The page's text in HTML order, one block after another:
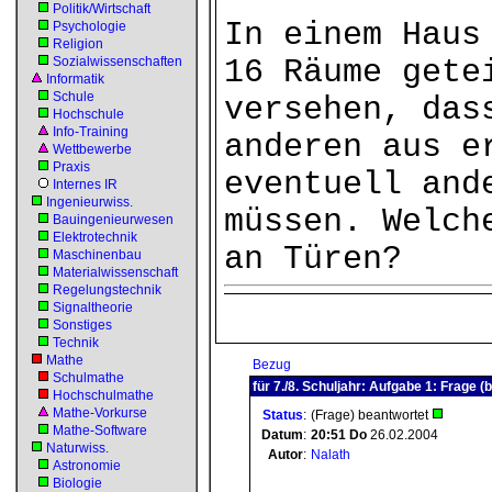
Politik/Wirtschaft
Psychologie
Religion
Sozialwissenschaften
Informatik
Schule
Hochschule
Info-Training
Wettbewerbe
Praxis
Internes IR
Ingenieurwiss.
Bauingenieurwesen
Elektrotechnik
Maschinenbau
Materialwissenschaft
Regelungstechnik
Signaltheorie
Sonstiges
Technik
Mathe
Schulmathe
Hochschulmathe
Mathe-Vorkurse
Mathe-Software
Naturwiss.
Astronomie
Biologie
In einem
16 Räume
versehen,
anderen aus
eventuell
müssen.
an Türen?
Bezug
für 7./8. Schuljahr: Aufgabe 1: Frage
Status: (Frage) beantwortet
Datum: 20:51 Do 26.02.2004
Autor: Nalath